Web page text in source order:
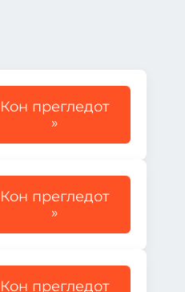
Кон прегледот
»
Кон прегледот
»
Кон прегледот